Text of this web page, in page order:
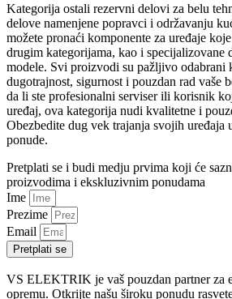
Kategorija ostali rezervni delovi za belu
delove namenjene popravci i održavanju
možete pronaći komponente za uređaje
drugim kategorijama, kao i specijalizovane
modele. Svi proizvodi su pažljivo odabrani
dugotrajnost, sigurnost i pouzdan rad vaše
da li ste profesionalni serviser ili korisnik
uređaj, ova kategorija nudi kvalitetne i
Obezbedite dug vek trajanja svojih uređaja
ponude.
Pretplati se i budi medju prvima koji će
proizvodima i ekskluzivnim ponudama
Ime
Prezime
Email
Pretplati se
VS ELEKTRIK je vaš pouzdan partner za
opremu. Otkrijte našu široku ponudu